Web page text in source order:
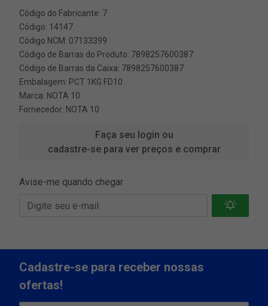
Código do Fabricante: 7
Código: 14147
Código NCM: 07133399
Código de Barras do Produto: 7898257600387
Código de Barras da Caixa: 7898257600387
Embalagem: PCT 1KG FD10
Marca: NOTA 10
Fornecedor: NOTA 10
Faça seu login ou
cadastre-se para ver preços e comprar
Avise-me quando chegar
Cadastre-se para receber nossas
ofertas!